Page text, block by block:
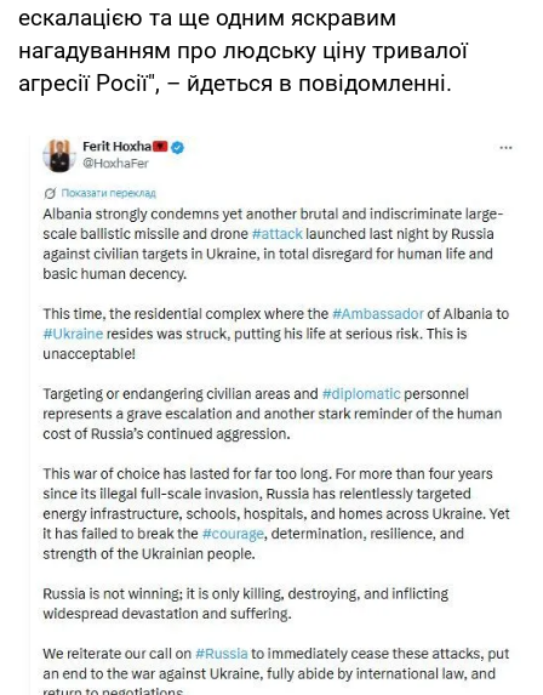
ескалацією та ще одним яскравим
нагадуванням про людську ціну тривалої
агресії Росії", – йдеться в повідомленні.